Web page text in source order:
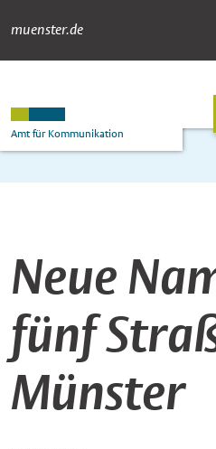
muenster.de
Amt für Kommunikation
Neue
fünf
Münster